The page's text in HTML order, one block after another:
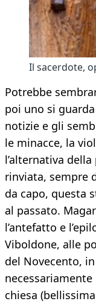
Il sacerdote,
Potrebbe
poi uno si
notizie e gli
le minacce, la
l’alternativa
rinviata, sempre
da capo, questa
al passato.
l’antefatto e
Viboldone, alle
del Novecento,
chiesa